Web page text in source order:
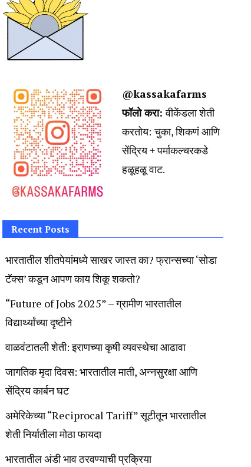
@kassakafarms
फॉलो करा:वीकेंडला शेती
करतोय: चुका, शिकणं आणि
सेंद्रिय + पर्माकल्चरकडे
हळूहळू वाट.
Recent Posts
भारतातील शीतपेयांमध्ये साखर जास्त का? फ्रान्सच्या ‘सोडा
टॅक्स’ कडून आपण काय शिकू शकतो?
“Future of Jobs 2025” – ग्रामीण भारतातील
विद्यार्थ्यांच्या दृष्टीने
वाळवंटातली शेती: इराणच्या कृषी व्यवस्थेचा आढावा
जागतिक मृदा दिवस: भारतातील माती, अन्नसुरक्षा आणि
सेंद्रिय कार्बन घट
अमेरिकेच्या “Reciprocal Tariff” सूटीतून भारतातील
शेती निर्यातीला मोठा फायदा
भारतातील अंडी भाव ठरवण्याची प्रक्रिया